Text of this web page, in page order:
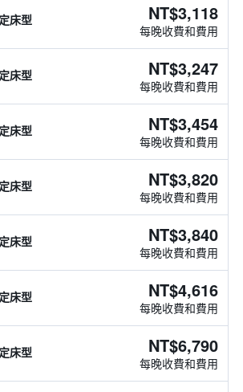
床型 NT$3,118
每晚收費和費用
床型 NT$3,247
每晚收費和費用
床型 NT$3,454
每晚收費和費用
床型 NT$3,820
每晚收費和費用
床型 NT$3,840
每晚收費和費用
床型 NT$4,616
每晚收費和費用
床型 NT$6,790
每晚收費和費用